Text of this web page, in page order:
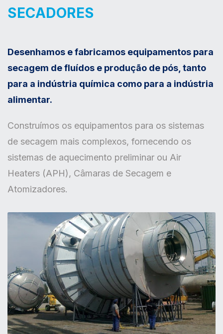
SECADORES
Desenhamos e fabricamos equipamentos para
secagem de fluídos e produção de pós, tanto
para a indústria química como para a indústria
alimentar.
Construímos os equipamentos para os sistemas
de secagem mais complexos, fornecendo os
sistemas de aquecimento preliminar ou Air
Heaters (APH), Câmaras de Secagem e
Atomizadores.